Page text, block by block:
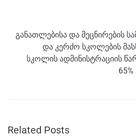
განათლებისა და მეცნირების
და კერძო სკოლების
სკოლის ადმინისტრაციის
Related Posts